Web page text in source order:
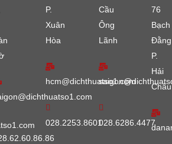
P.
Xuân
Hòa
hcm@dichthuatso1.com
028.2253.8601
Cầu
Ông
Lãnh
028.6286.4477
76
Bạch
P.
Hải
Châu